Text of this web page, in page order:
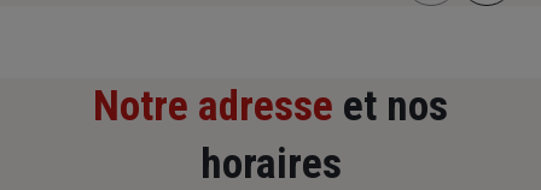
Notre adresse et nos
horaires